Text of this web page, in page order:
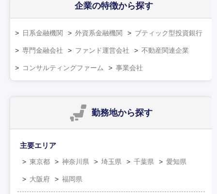
企業の特徴から探す
日系金融機関 外資系金融機関 ブティック型投資銀行
専門金融会社 ファンド運営会社 不動産関連企業
コンサルティングファーム 事業会社
勤務地から探す
主要エリア
東京都 神奈川県 埼玉県 千葉県 愛知県
大阪府 福岡県